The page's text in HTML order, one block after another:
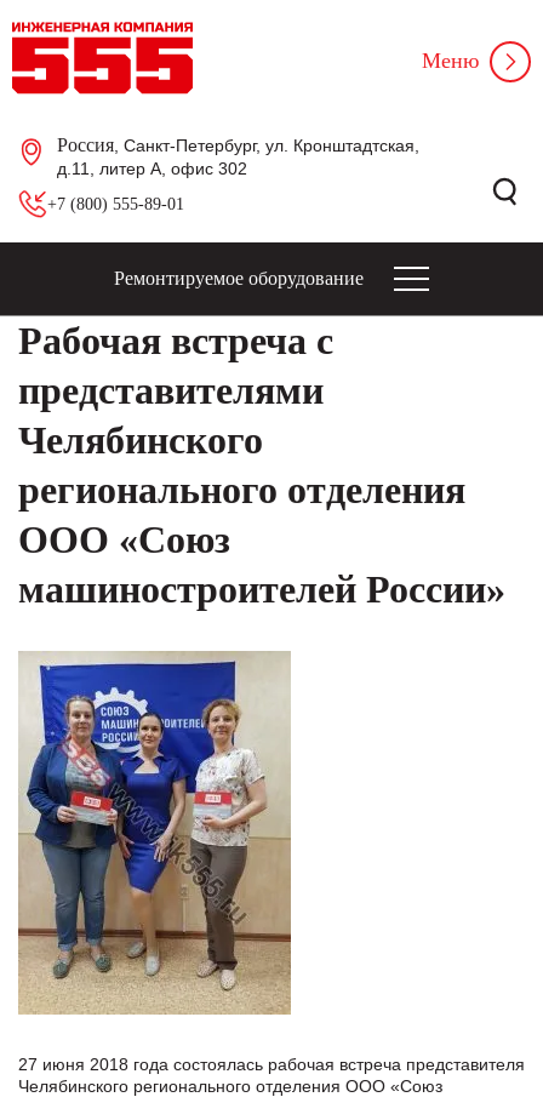
Россия , Санкт-Петербург, ул. Кронштадтская,
д.11, литер А, офис 302
+7 (800) 555-89-01
Меню
Ремонтируемое оборудование
Рабочая встреча с
представителями
Челябинского
регионального отделения
ООО «Союз
машиностроителей России»
27 июня 2018 года состоялась рабочая встреча представителя
Челябинского регионального отделения ООО «Союз